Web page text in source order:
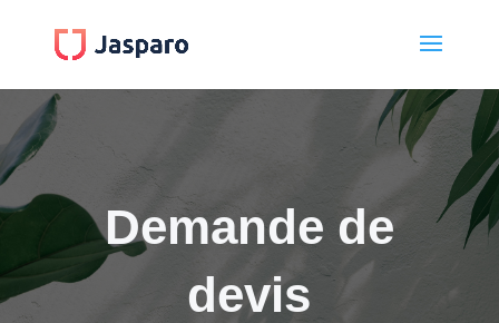
Demande de
devis